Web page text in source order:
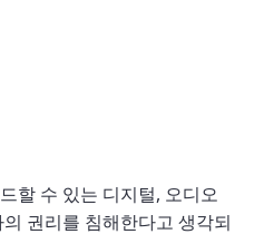
할 수 있는 디지털, 오디오
권리를 침해한다고 생각되